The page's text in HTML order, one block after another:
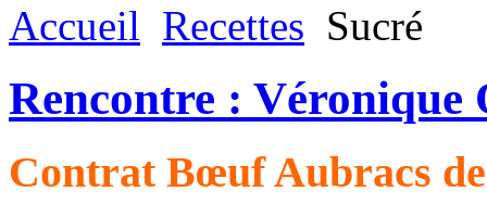
Accueil Recettes Sucré
Rencontre : Véronique
Contrat Bœuf Aubracs